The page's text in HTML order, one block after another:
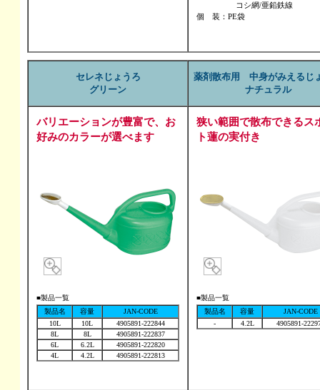
コシ網/亜鉛鉄線
個 装：PE袋
セレネじょうろ
グリーン
薬剤散布用 中身がみえるじ
ナチュラル
バリエーションが豊富で、お
好みのカラーが選べます
■製品一覧
製品名
容量
JAN-CODE
10L
10L
4905891-222844
8L
8L
4905891-222837
6L
6.2L
4905891-222820
4L
4.2L 4905891-222813
狭い範囲で散布できるス
ト蓮の実付き
■製品一覧
製品名
容量
JAN-CODE
-
4.2L 4905891-